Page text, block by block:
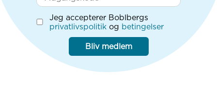
Jeg accepterer Boblbergs
privatlivspolitik og betingelser
Bliv medlem